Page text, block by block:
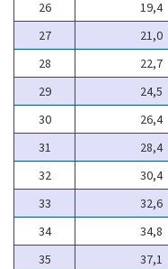
26 19,4
27
21,0
28
22,7
29
24,5
30
26,4
31
28,4
32
30,4
33
32,6
34
34,8
35
37,1